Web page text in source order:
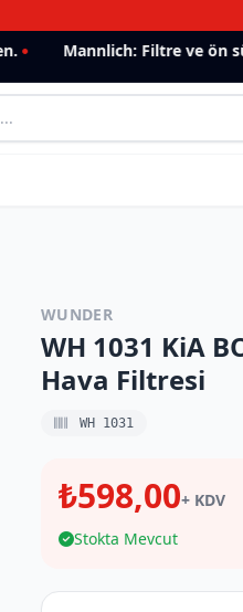
Mannlich: Filtre ve ön
WUNDER
WH 1031 KiA
Hava Filtresi
WH 1031
₺598,00+ KDV
Stokta Mevcut